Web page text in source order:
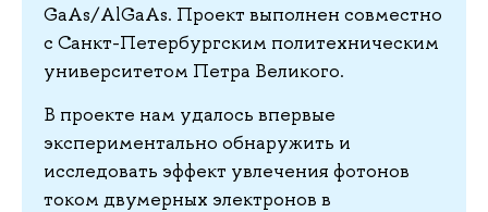
GaAs/AlGaAs. Проект выполнен совместно
с Санкт-Петербургским политехническим
университетом Петра Великого.
В проекте нам удалось впервые
экспериментально обнаружить и
исследовать эффект увлечения фотонов
током двумерных электронов в